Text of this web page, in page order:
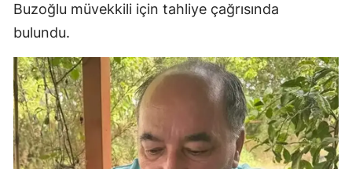
Buzoğlu müvekkili için tahliye çağrısında
bulundu.